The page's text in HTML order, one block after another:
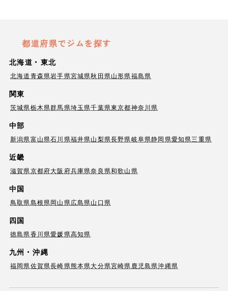
都道府県でジムを探す
北海道・東北
北海道青森県岩手県宮城県秋田県山形県福島県
関東
茨城県栃木県群馬県埼玉県千葉県東京都神奈川県
中部
新潟県富山県石川県福井県山梨県長野県岐阜県静岡県愛知県三重県
近畿
滋賀県京都府大阪府兵庫県奈良県和歌山県
中国
鳥取県島根県岡山県広島県山口県
四国
徳島県香川県愛媛県高知県
九州・沖縄
福岡県佐賀県長崎県熊本県大分県宮崎県 鹿児島県沖縄県